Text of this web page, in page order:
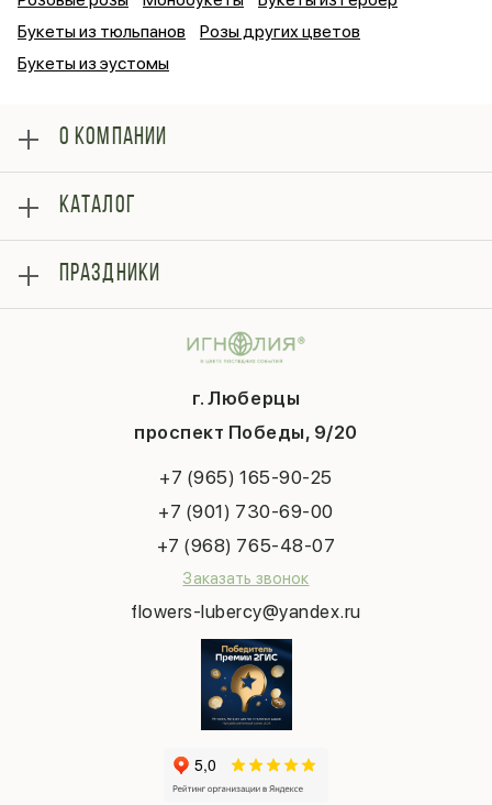
Букеты из тюльпанов
Розы других цветов
Букеты из эустомы
г. Люберцы
проспект Победы, 9/20
+7 (965) 165-90-25
+7 (901) 730-69-00
+7 (968) 765-48-07
Заказать звонок
flowers-lubercy@yandex.ru
О КОМПАНИИ
Оплата
Отзывы
Блог
Гарантии
Контакты
Публичная оферта
КАТАЛОГ
Букеты
Композиции
ПРАЗДНИКИ
Последний звонок